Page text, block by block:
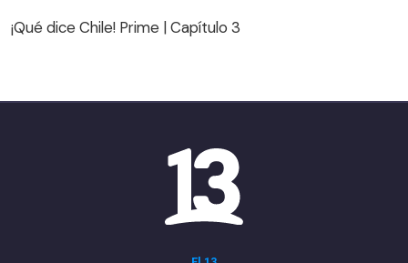
¡Qué dice Chile! Prime | Capítulo 3